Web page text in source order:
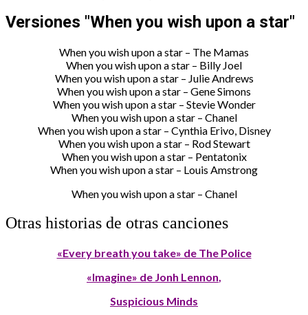
Versiones "When you wish upon a star"
When you wish upon a star – The Mamas
When you wish upon a star – Billy Joel
When you wish upon a star – Julie Andrews
When you wish upon a star – Gene Simons
When you wish upon a star – Stevie Wonder
When you wish upon a star – Chanel
When you wish upon a star – Cynthia Erivo, Disney
When you wish upon a star – Rod Stewart
When you wish upon a star – Pentatonix
When you wish upon a star – Louis Amstrong
When you wish upon a star – Chanel
Otras historias de otras canciones
«Every breath you take» de The Police
«Imagine» de Jonh Lennon
Suspicious Minds